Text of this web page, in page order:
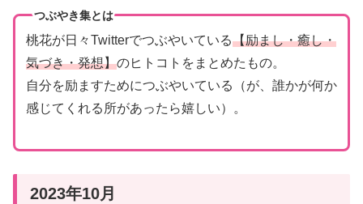
つぶやき集とは
桃花が日々Twitterでつぶやいている【励まし・癒し・
気づき・発想】のヒトコトをまとめたもの。
自分を励ますためにつぶやいている（が、誰かが何か
感じてくれる所があったら嬉しい）。
2023年10月